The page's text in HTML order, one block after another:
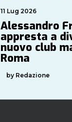
11 Lug 2026
Alessandro
appresta a
nuovo club
Roma
by Redazione